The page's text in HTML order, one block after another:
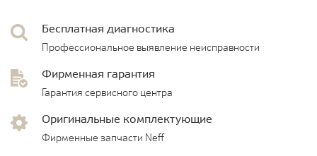
Бесплатная диагностика
Профессиональное выявление неисправности
Фирменная гарантия
Гарантия сервисного центра
Оригинальные комплектующие
Фирменные запчасти Neff